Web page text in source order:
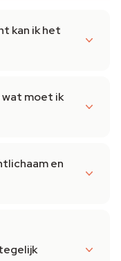
kan ik het
moet ik
en